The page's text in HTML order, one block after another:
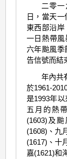
二零
日，當天
東西部沿
一日熱帶
六年颱風季
告信號而結
年內共
於1961-
是1993年
五月的熱
(1603)及
(1608)、九
(1617)、十
嘉(1621)和